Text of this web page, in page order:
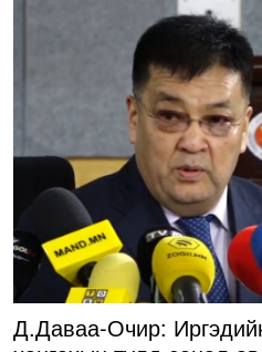
Д.Даваа-Очир: